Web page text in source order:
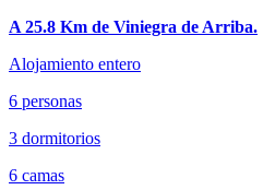
A 25.8 Km de Viniegra de Arriba.
Alojamiento entero
6 personas
3 dormitorios
6 camas